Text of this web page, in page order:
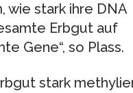
wie stark ihre DNA
Erbgut auf
Gene“, so Plass.
stark